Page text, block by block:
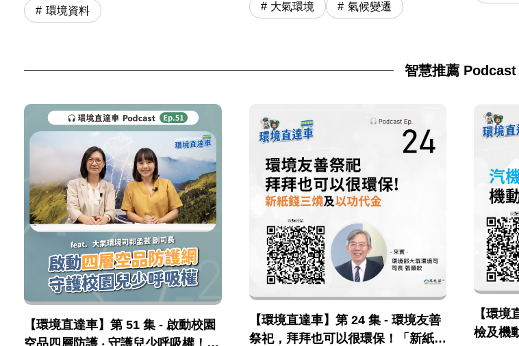
環境資料 大氣環境 氣候變遷
智慧推薦 Podcast
【環境直達車】第 51 集 - 啟動校園
空品四層防護 ‧ 守護兒少呼吸權！
【環境直達車】第 24 集 - 環境友善
祭祀，拜拜也可以很環保！「新紙錢
【環
檢及機